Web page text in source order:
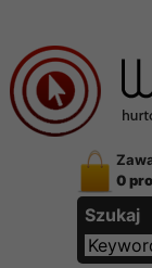
0
Szukaj